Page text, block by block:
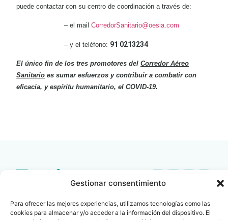
Gestionar consentimiento
Para ofrecer las mejores experiencias, utilizamos tecnologías como las
cookies para almacenar y/o acceder a la información del dispositivo. El
puede contactar con su centro de coordinación a través de:
– el mailCorredorSanitario@oesia.com
– y el teléfono: 91 0213234
El único fin de los tres promotores del Corredor Aéreo
Sanitario es sumar esfuerzos y contribuir a combatir con
eficacia, y espíritu humanitario, el COVID-19.
info@fenin.es
Travesera de Gracia, 56 -